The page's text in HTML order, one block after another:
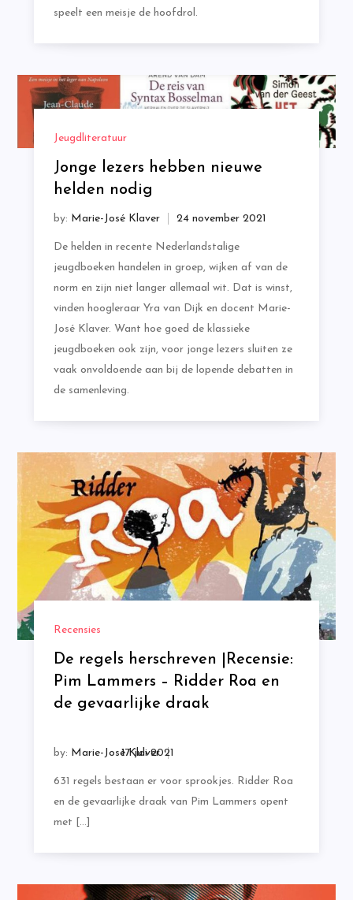
speelt een meisje de hoofdrol.
Jeugdliteratuur
Jonge lezers hebben nieuwe
helden nodig
by: Marie-José Klaver
De helden in recente Nederlandstalige
jeugdboeken handelen in groep, wijken af van de
norm en zijn niet langer allemaal wit. Dat is winst,
vinden hoogleraar Yra van Dijk en docent Marie-
José Klaver. Want hoe goed de klassieke
jeugdboeken ook zijn, voor jonge lezers sluiten ze
vaak onvoldoende aan bij de lopende debatten in
de samenleving.
Recensies
De regels herschreven |Recensie:
Pim Lammers – Ridder Roa en
de gevaarlijke draak
by: Marie-José Klaver
631 regels bestaan er voor sprookjes. Ridder Roa
en de gevaarlijke draak van Pim Lammers opent
met […]